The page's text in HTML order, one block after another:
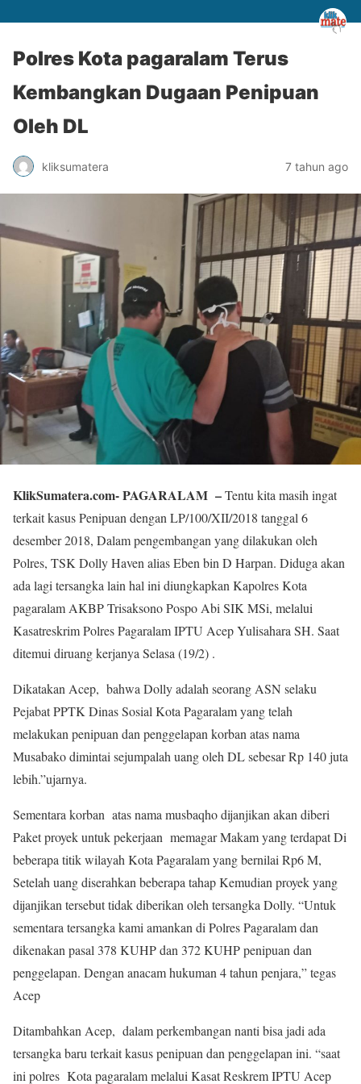
Polres Kota pagaralam Terus
Kembangkan Dugaan Penipuan
Oleh DL
kliksumatera 7 tahun ago
KlikSumatera.com- PAGARALAM –Tentu kita masih ingat
terkait kasus Penipuan dengan LP/100/XII/2018 tanggal 6
desember 2018, Dalam pengembangan yang dilakukan oleh
Polres, TSK Dolly Haven alias Eben bin D Harpan. Diduga akan
ada lagi tersangka lain hal ini diungkapkan Kapolres Kota
pagaralam AKBP Trisaksono Pospo Abi SIK MSi, melalui
Kasatreskrim Polres Pagaralam IPTU Acep Yulisahara SH. Saat
ditemui diruang kerjanya Selasa (19/2) .
Dikatakan Acep, bahwa Dolly adalah seorang ASN selaku
Pejabat PPTK Dinas Sosial Kota Pagaralam yang telah
melakukan penipuan dan penggelapan korban atas nama
Musabako dimintai sejumpalah uang oleh DL sebesar Rp 140 juta
lebih.”ujarnya.
Sementara korban atas nama musbaqho dijanjikan akan diberi
Paket proyek untuk pekerjaan memagar Makam yang terdapat Di
beberapa titik wilayah Kota Pagaralam yang bernilai Rp6 M,
Setelah uang diserahkan beberapa tahap Kemudian proyek yang
dijanjikan tersebut tidak diberikan oleh tersangka Dolly. “Untuk
sementara tersangka kami amankan di Polres Pagaralam dan
dikenakan pasal 378 KUHP dan 372 KUHP penipuan dan
penggelapan. Dengan anacam hukuman 4 tahun penjara,” tegas
Acep
Ditambahkan Acep, dalam perkembangan nanti bisa jadi ada
tersangka baru terkait kasus penipuan dan penggelapan ini. “saat
ini polres Kota pagaralam melalui Kasat Reskrem IPTU Acep